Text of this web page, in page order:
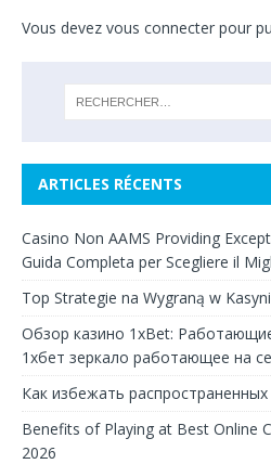
Vous devez vous connecter pour
ARTICLES RÉCENTS
Casino Non AAMS Providing
Guida Completa per Scegliere il
Top Strategie na Wygraną w
Обзор казино 1xBet:
1хбет зеркало работающее на
Как избежать
Benefits of Playing at Best Online
2026